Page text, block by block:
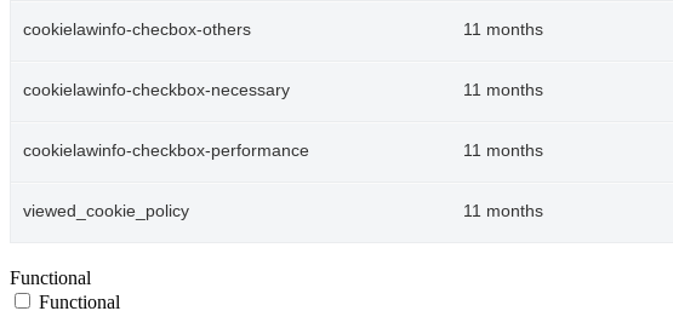
cookielawinfo-checbox-others 11 months
cookielawinfo-checkbox-necessary 11 months
cookielawinfo-checkbox-performance 11 months
viewed_cookie_policy 11 months
Functional
Functional